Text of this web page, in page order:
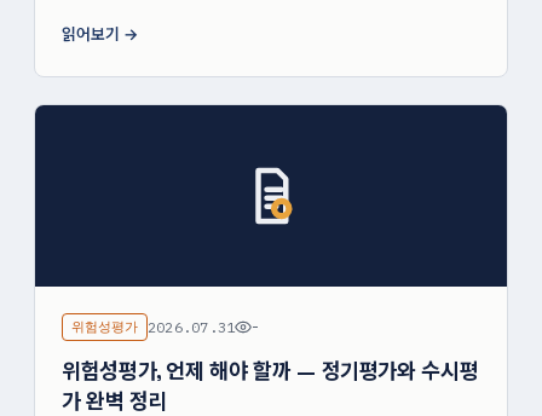
읽어보기
위험성평가 2026.07.31 -
위험성평가, 언제 해야 할까 — 정기평가와 수시평
가 완벽 정리